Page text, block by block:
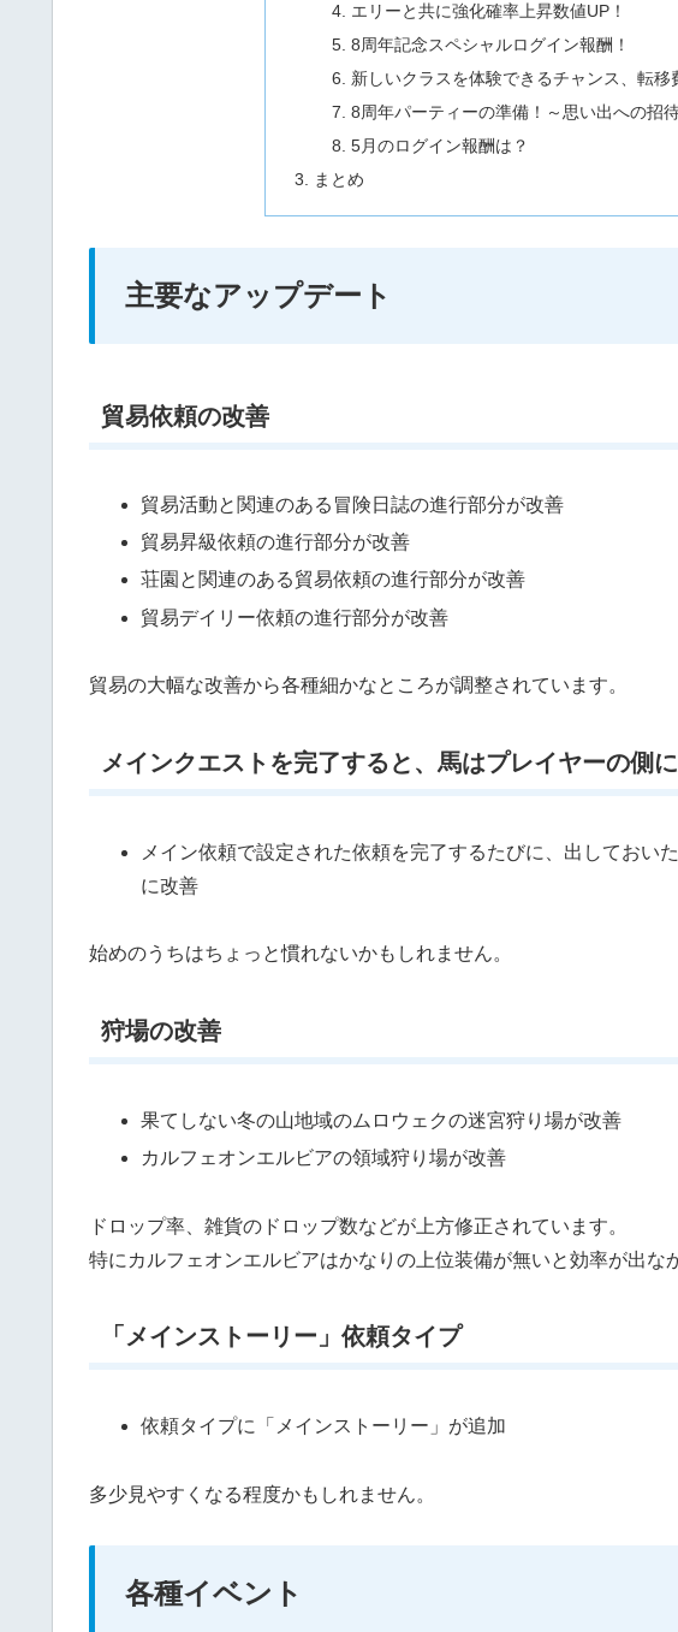
エリーと共に強化確率上昇数値UP！
8周年記念スペシャルログイン報酬！
新しいクラスを体験できるチャンス、転移
8周年パーティーの準備！～思い出への招
5月のログイン報酬は？
まとめ
主要なアップデート
貿易依頼の改善
貿易活動と関連のある冒険日誌の進行部分が改善
貿易昇級依頼の進行部分が改善
荘園と関連のある貿易依頼の進行部分が改善
貿易デイリー依頼の進行部分が改善
貿易の大幅な改善から各種細かなところが調整されています。
メインクエストを完了すると、馬はプレイヤーの側
メイン依頼で設定された依頼を完了するたびに、出しておい
に改善
始めのうちはちょっと慣れないかもしれません。
狩場の改善
果てしない冬の山地域のムロウェクの迷宮狩り場が改善
カルフェオンエルビアの領域狩り場が改善
ドロップ率、雑貨のドロップ数などが上方修正されています。
特にカルフェオンエルビアはかなりの上位装備が無いと効率が出な
「メインストーリー」依頼タイプ
依頼タイプに「メインストーリー」が追加
多少見やすくなる程度かもしれません。
各種イベント